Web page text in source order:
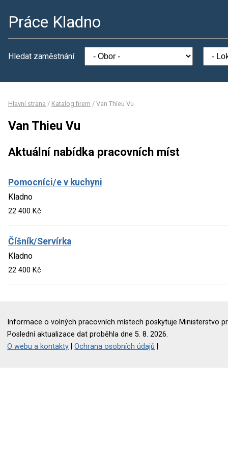
Práce Kladno
Hledat zaměstnání
Hlavní strana / Katalog firem / Van Thieu Vu
Van Thieu Vu
Aktuální nabídka pracovních míst
Pomocníci/e v kuchyni
Kladno
22 400 Kč
Číšník/Servírka
Kladno
22 400 Kč
Informace o volných pracovních místech poskytuje Ministerstvo
Poslední aktualizace dat proběhla dne 5. 8. 2026.
O webu a kontakty |Ochrana osobních údajů